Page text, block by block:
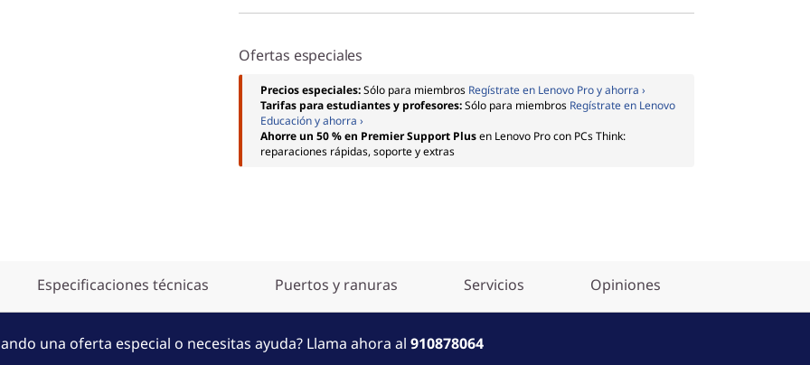
Ofertas especiales
Precios especiales:Sólo para miembros Regístrate en Lenovo Pro y ahorra ›
Tarifas para estudiantes y profesores:Sólo para miembros Regístrate en Lenovo
Educación y ahorra ›
Ahorre un 50 % en Premier Support Plusen Lenovo Pro con PCs Think:
reparaciones rápidas, soporte y extras
Especificaciones técnicas Puertos y ranuras Servicios Opiniones
una oferta especial o necesitas ayuda? Llama ahora al 910878064